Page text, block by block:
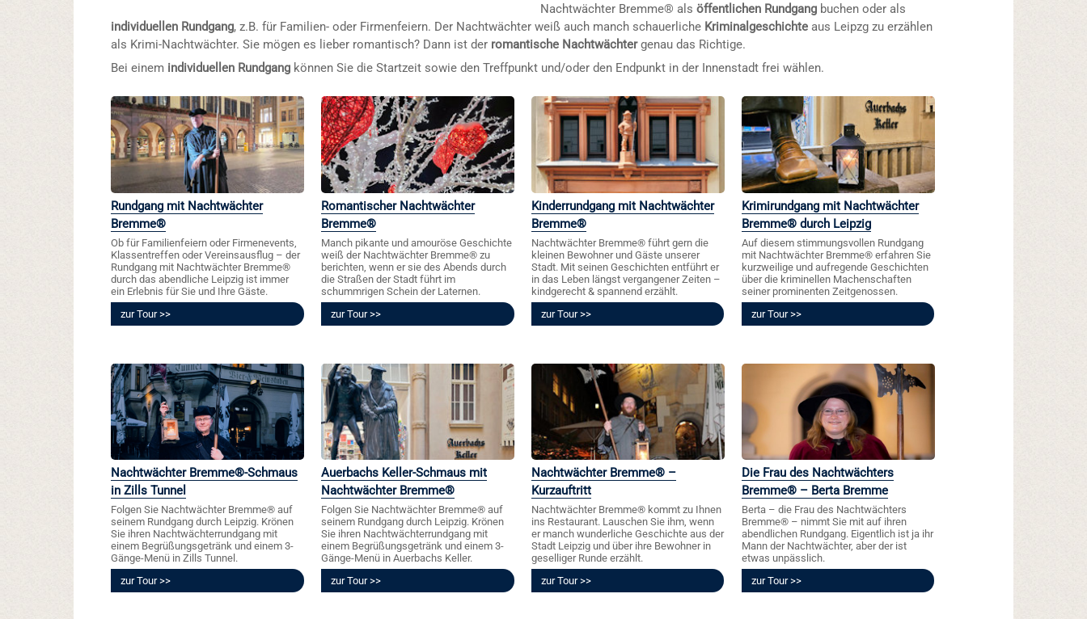
Nachtwächter Bremme® als öffentlichen Rundgangbuchen oder als
individuellen Rundgang, z.B. für Familien- oder Firmenfeiern. Der Nachtwächter weiß auch manch schauerliche Kriminalgeschichte aus Leipzg zu erzählen
als Krimi-Nachtwächter. Sie mögen es lieber romantisch? Dann ist der romantische Nachtwächtergenau das Richtige.
Bei einem individuellen Rundgang können Sie die Startzeit sowie den Treffpunkt und/oder den Endpunkt in der Innenstadt frei wählen.
Rundgang mit Nachtwächter
Bremme®
Ob für Familienfeiern oder Firmenevents,
Klassentreffen oder Vereinsausflug – der
Rundgang mit Nachtwächter Bremme®
durch das abendliche Leipzig ist immer
ein Erlebnis für Sie und Ihre Gäste.
zur Tour
Romantischer Nachtwächter
Bremme®
Manch pikante und amouröse Geschichte
weiß der Nachtwächter Bremme® zu
berichten, wenn er sie des Abends durch
die Straßen der Stadt führt im
schummrigen Schein der Laternen.
zur Tour
Kinderrundgang mit Nachtwächter
Bremme®
Nachtwächter Bremme® führt gern die
kleinen Bewohner und Gäste unserer
Stadt. Mit seinen Geschichten entführt er
in das Leben längst vergangener Zeiten –
kindgerecht & spannend erzählt.
zur Tour
Krimirundgang mit Nachtwächter
Bremme® durch Leipzig
Auf diesem stimmungsvollen Rundgang
mit Nachtwächter Bremme® erfahren Sie
kurzweilige und aufregende Geschichten
über die kriminellen Machenschaften
seiner prominenten Zeitgenossen.
zur Tour
Nachtwächter Bremme®-Schmaus
in Zills Tunnel
Folgen Sie Nachtwächter Bremme® auf
seinem Rundgang durch Leipzig. Krönen
Sie ihren Nachtwächterrundgang mit
einem Begrüßungsgetränk und einem 3-
Gänge-Menü in Zills Tunnel.
zur Tour
Auerbachs Keller-Schmaus mit
Nachtwächter Bremme®
Folgen Sie Nachtwächter Bremme® auf
seinem Rundgang durch Leipzig. Krönen
Sie ihren Nachtwächterrundgang mit
einem Begrüßungsgetränk und einem 3-
Gänge-Menü in Auerbachs Keller.
zur Tour
Nachtwächter Bremme® –
Kurzauftritt
Nachtwächter Bremme® kommt zu Ihnen
ins Restaurant. Lauschen Sie ihm, wenn
er manch wunderliche Geschichte aus der
Stadt Leipzig und über ihre Bewohner in
geselliger Runde erzählt.
zur Tour
Die Frau des Nachtwächters
Bremme® – Berta Bremme
Berta – die Frau des Nachtwächters
Bremme® – nimmt Sie mit auf ihren
abendlichen Rundgang. Eigentlich ist ja ihr
Mann der Nachtwächter, aber der ist
etwas unpässlich.
zur Tour